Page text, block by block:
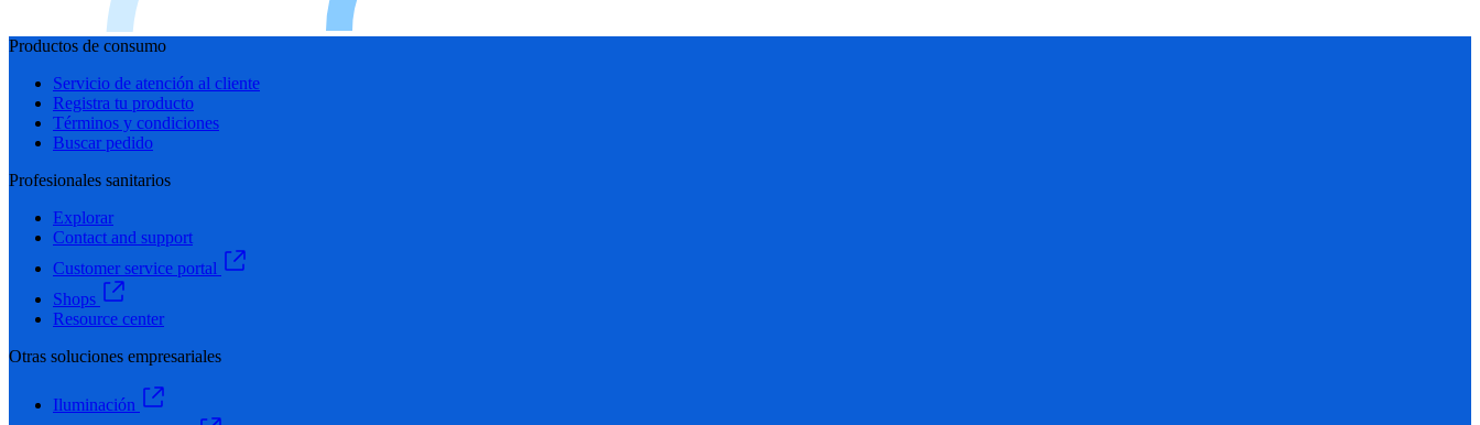
Productos de consumo
Servicio de atención al cliente
Registra tu producto
Términos y condiciones
Buscar pedido
Profesionales sanitarios
Explorar
Contact and support
Customer service portal
Shops
Resource center
Otras soluciones empresariales
Iluminación